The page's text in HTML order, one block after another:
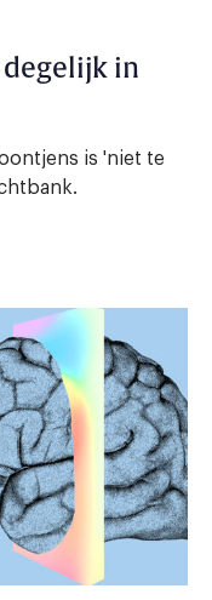
degelijk in
is 'niet te